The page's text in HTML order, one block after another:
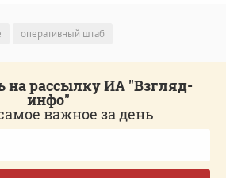
оперативный штаб
на рассылку ИА "Взгляд-
инфо"
важное за день